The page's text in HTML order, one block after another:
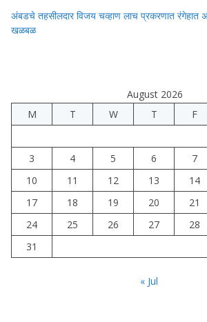
अंबडचे तहसीलदार विजय चव्हाण लाच प्रकरणात रंगेहात
खळबळ
August 2026
M
T W T F
3
4 5 6 7
10
11 12 13 14
17
18 19 20 21
24
25 26 27 28
31
« Jul